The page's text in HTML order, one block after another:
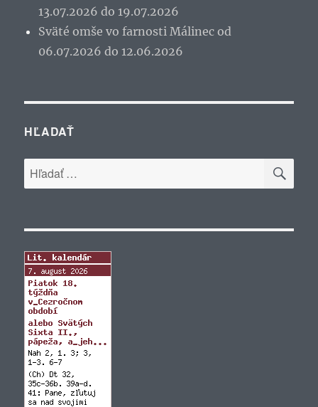
13.07.2026 do 19.07.2026
Sväté omše vo farnosti Málinec od
06.07.2026 do 12.06.2026
HĽADAŤ
Hľadať: